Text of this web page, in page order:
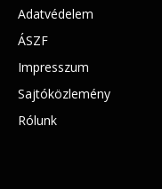
Adatvédelem
ÁSZF
Impresszum
Sajtóközlemény
Rólunk